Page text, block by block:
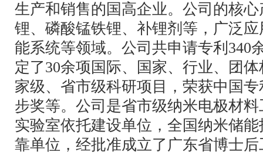
生产和销售的国高企业。公司的核
锂、磷酸锰铁锂、补锂剂等，广泛
能系统等领域。公司共申请专利340
定了30余项国际、国家、行业、团
家级、省市级科研项目，荣获中国
步奖等。公司是省市级纳米电极材
实验室依托建设单位，全国纳米储
靠单位，经批准成立了广东省博士